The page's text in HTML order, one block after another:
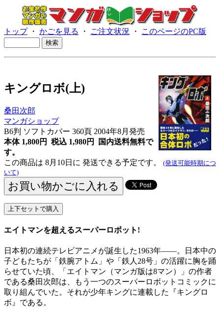
トップ・ かごを見る ・ ご注文状況 ・ このページのPC版
キングロボ(上)
桑田次郎
マンガショップ
B6判 ソフトカバー 360頁 2004年8月発売
本体 1,800円 税込 1,980円
国内送料無料で
す。
この商品は 8月10日に 発送できる予定です。 (発送可能時期につ
いて)
エイトマンを超えるスーパーロボット!
日本初の連続テレビアニメが誕生した1963年――。日本中の
子どもたちが「鉄腕アトム」や「鉄人28号」の活躍に胸を踊
らせていた頃、「エイトマン（マンガ版は8マン）」の作者
である桑田次郎は、もう一つのスーパーロボットコミックに
取り組んでいた。それが少年キングに連載した『キングロ
ボ』である。